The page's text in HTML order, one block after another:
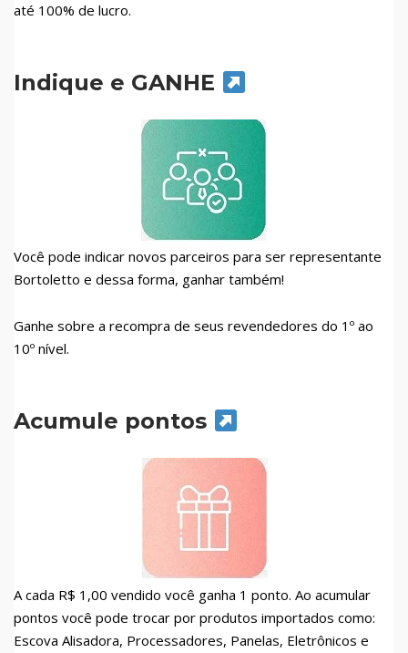
até 100% de lucro.
Indique e GANHE
Você pode indicar novos parceiros para ser representante
Bortoletto e dessa forma, ganhar também!
Ganhe sobre a recompra de seus revendedores do 1º ao
10º nível.
Acumule pontos
A cada R$ 1,00 vendido você ganha 1 ponto. Ao acumular
pontos você pode trocar por produtos importados como:
Escova Alisadora, Processadores, Panelas, Eletrônicos e